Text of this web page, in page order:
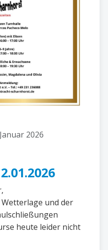
2026
und der
heute leider nicht